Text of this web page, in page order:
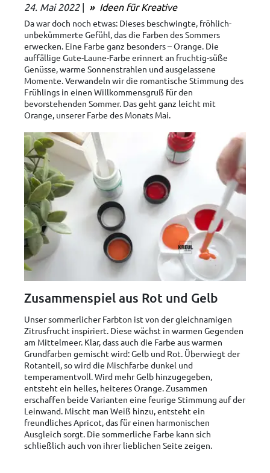
24. Mai 2022 | Ideen für Kreative
Da war doch noch etwas: Dieses beschwingte, fröhlich-
unbekümmerte Gefühl, das die Farben des Sommers
erwecken. Eine Farbe ganz besonders – Orange. Die
auffällige Gute-Laune-Farbe erinnert an fruchtig-süße
Genüsse, warme Sonnenstrahlen und ausgelassene
Momente. Verwandeln wir die romantische Stimmung des
Frühlings in einen Willkommensgruß für den
bevorstehenden Sommer. Das geht ganz leicht mit
Orange, unserer Farbe des Monats Mai.
Zusammenspiel aus Rot und Gelb
Unser sommerlicher Farbton ist von der gleichnamigen
Zitrusfrucht inspiriert. Diese wächst in warmen Gegenden
am Mittelmeer. Klar, dass auch die Farbe aus warmen
Grundfarben gemischt wird: Gelb und Rot. Überwiegt der
Rotanteil, so wird die Mischfarbe dunkel und
temperamentvoll. Wird mehr Gelb hinzugegeben,
entsteht ein helles, heiteres Orange. Zusammen
erschaffen beide Varianten eine feurige Stimmung auf der
Leinwand. Mischt man Weiß hinzu, entsteht ein
freundliches Apricot, das für einen harmonischen
Ausgleich sorgt. Die sommerliche Farbe kann sich
schließlich auch von ihrer lieblichen Seite zeigen.